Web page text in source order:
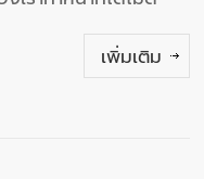
เพิ่มเติม